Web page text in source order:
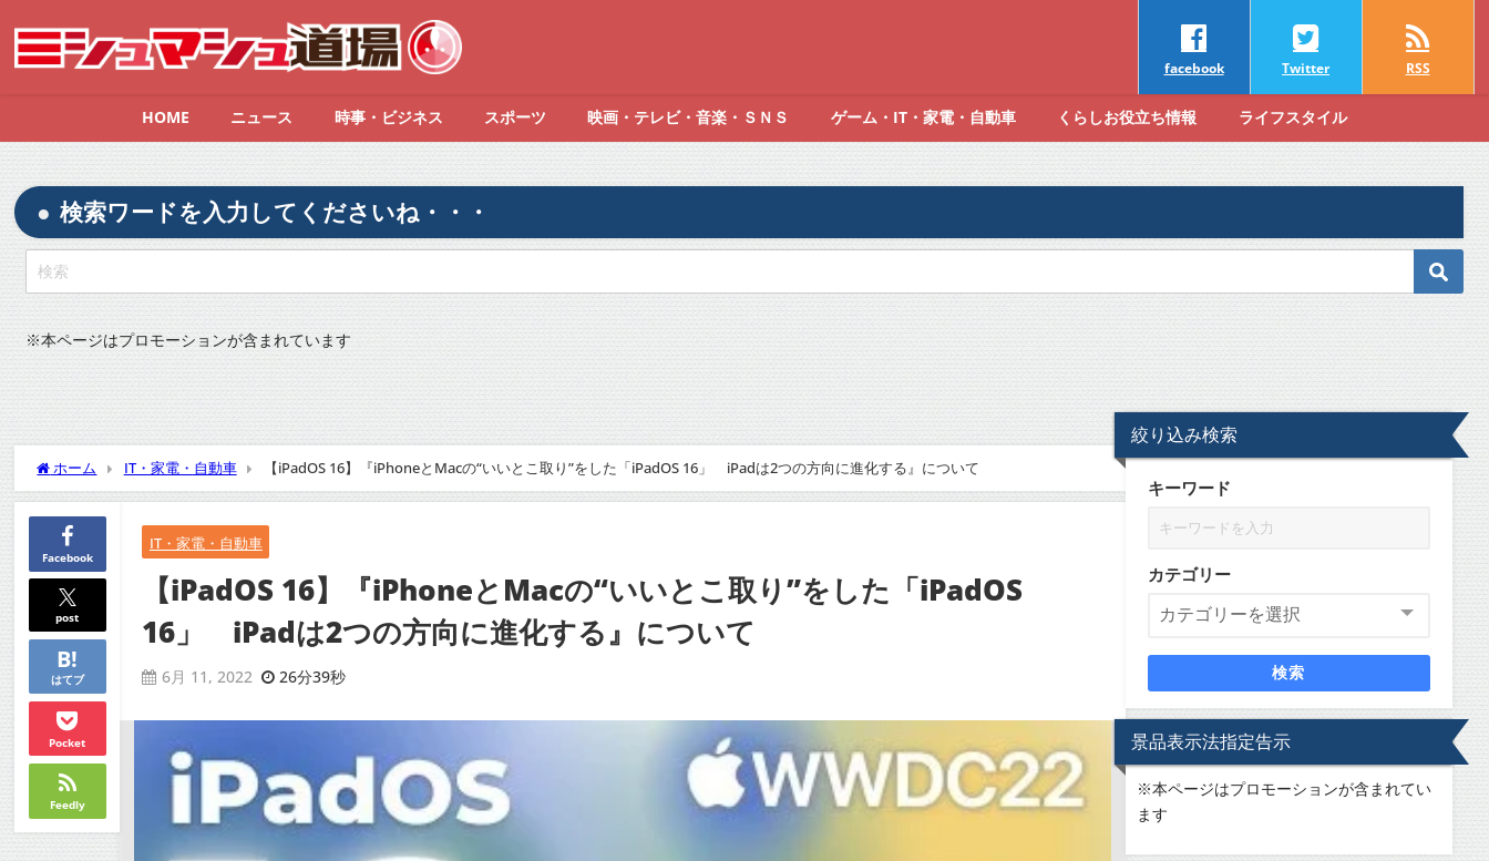
facebook Twitter RSS
HOME ニュース 時事・ビジネス スポーツ 映画・テレビ・音楽・ＳＮＳ ゲーム・IT・家電・自動車 くらしお役立ち情報 ライフスタイル
検索ワードを入力してくださいね・・・
※本ページはプロモーションが含まれています
ホーム IT・家電・自動車 【iPadOS 16】『iPhoneとMacの“いいとこ取り”をした「iPadOS 16」 iPadは2つの方向に進化する』について
Facebook
post
はてブ
Pocket
Feedly
IT・家電・自動車
【iPadOS 16】『iPhoneとMacの“いいとこ取り”をした「iPadOS
16」 iPadは2つの方向に進化する』について
6月 11, 2022 26分39秒
絞り込み検索
キーワード
カテゴリー
検索
景品表示法指定告示
※本ページはプロモーションが含まれてい
ます